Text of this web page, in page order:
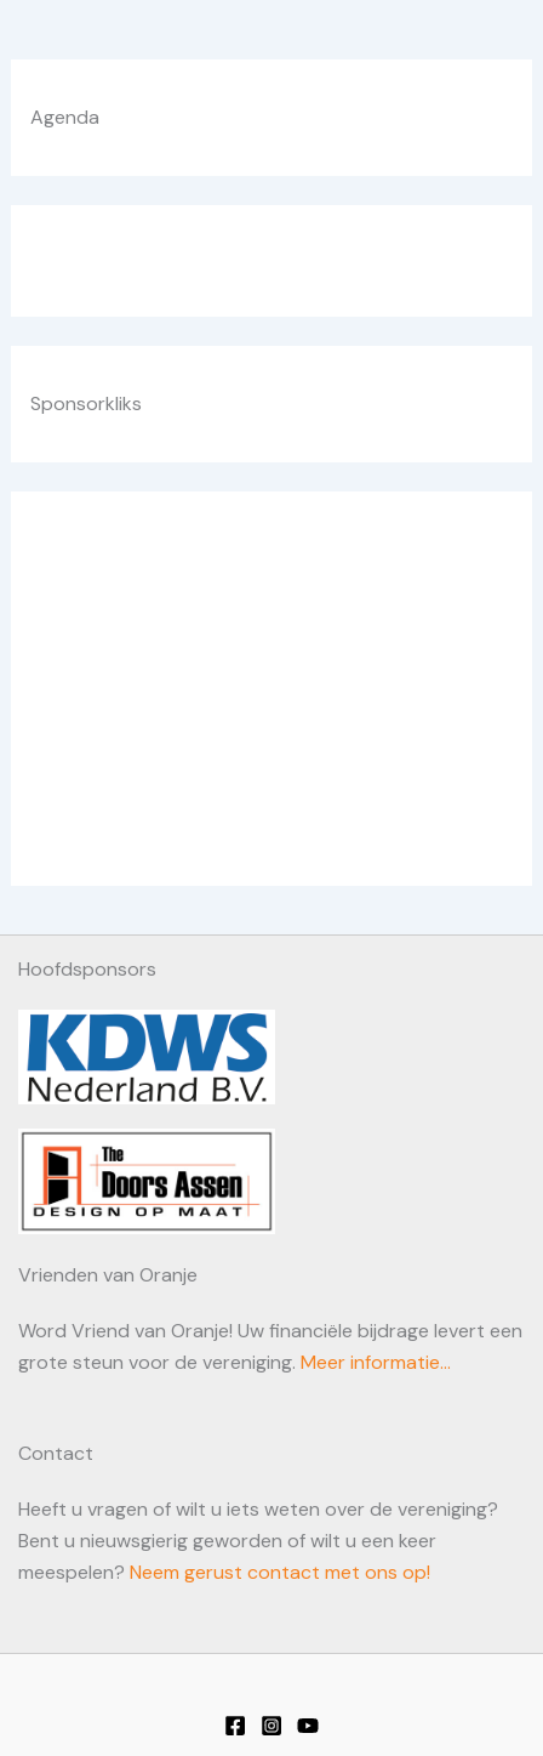
Agenda
Sponsorkliks
Hoofdsponsors
Vrienden van Oranje
Word Vriend van Oranje! Uw financiële bijdrage levert een
grote steun voor de vereniging. Meer informatie...
Contact
Heeft u vragen of wilt u iets weten over de vereniging?
Bent u nieuwsgierig geworden of wilt u een keer
meespelen? Neem gerust contact met ons op!